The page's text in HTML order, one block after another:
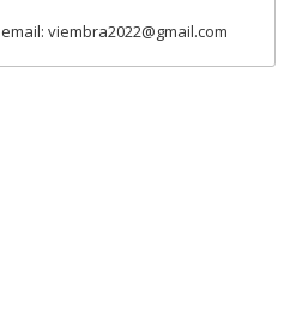
email: viembra2022@gmail.com